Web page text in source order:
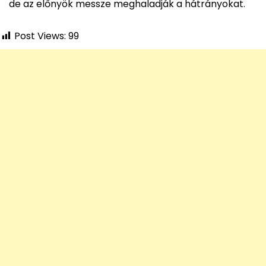
de az előnyök messze meghaladják a hátrányokat.
Post Views: 99